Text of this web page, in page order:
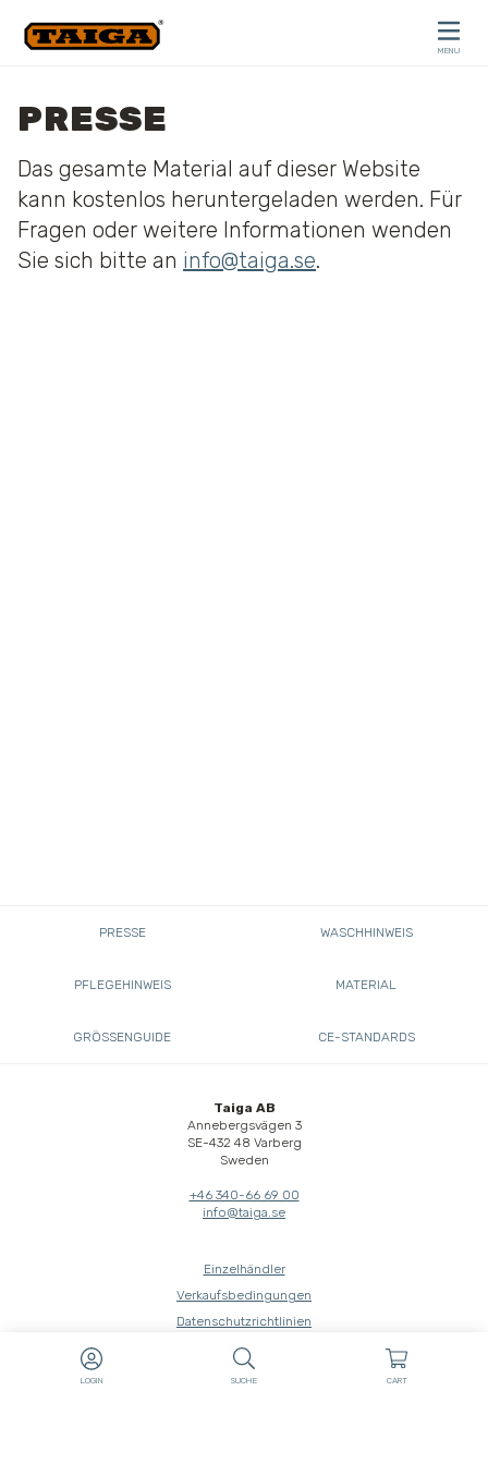
MENU
LOGIN SUCHE CART
PRESSE
Das gesamte Material auf dieser Website
kann kostenlos heruntergeladen werden. Für
Fragen oder weitere Informationen wenden
Sie sich bitte an info@taiga.se.
PRESSE WASCHHINWEIS
PFLEGEHINWEIS MATERIAL
GRÖSSENGUIDE CE-STANDARDS
Taiga AB
Annebergsvägen 3
SE-432 48 Varberg
Sweden
+46 340-66 69 00
info@taiga.se
Einzelhändler
Verkaufsbedingungen
Datenschutzrichtlinien
Über cookies
Whistleblow